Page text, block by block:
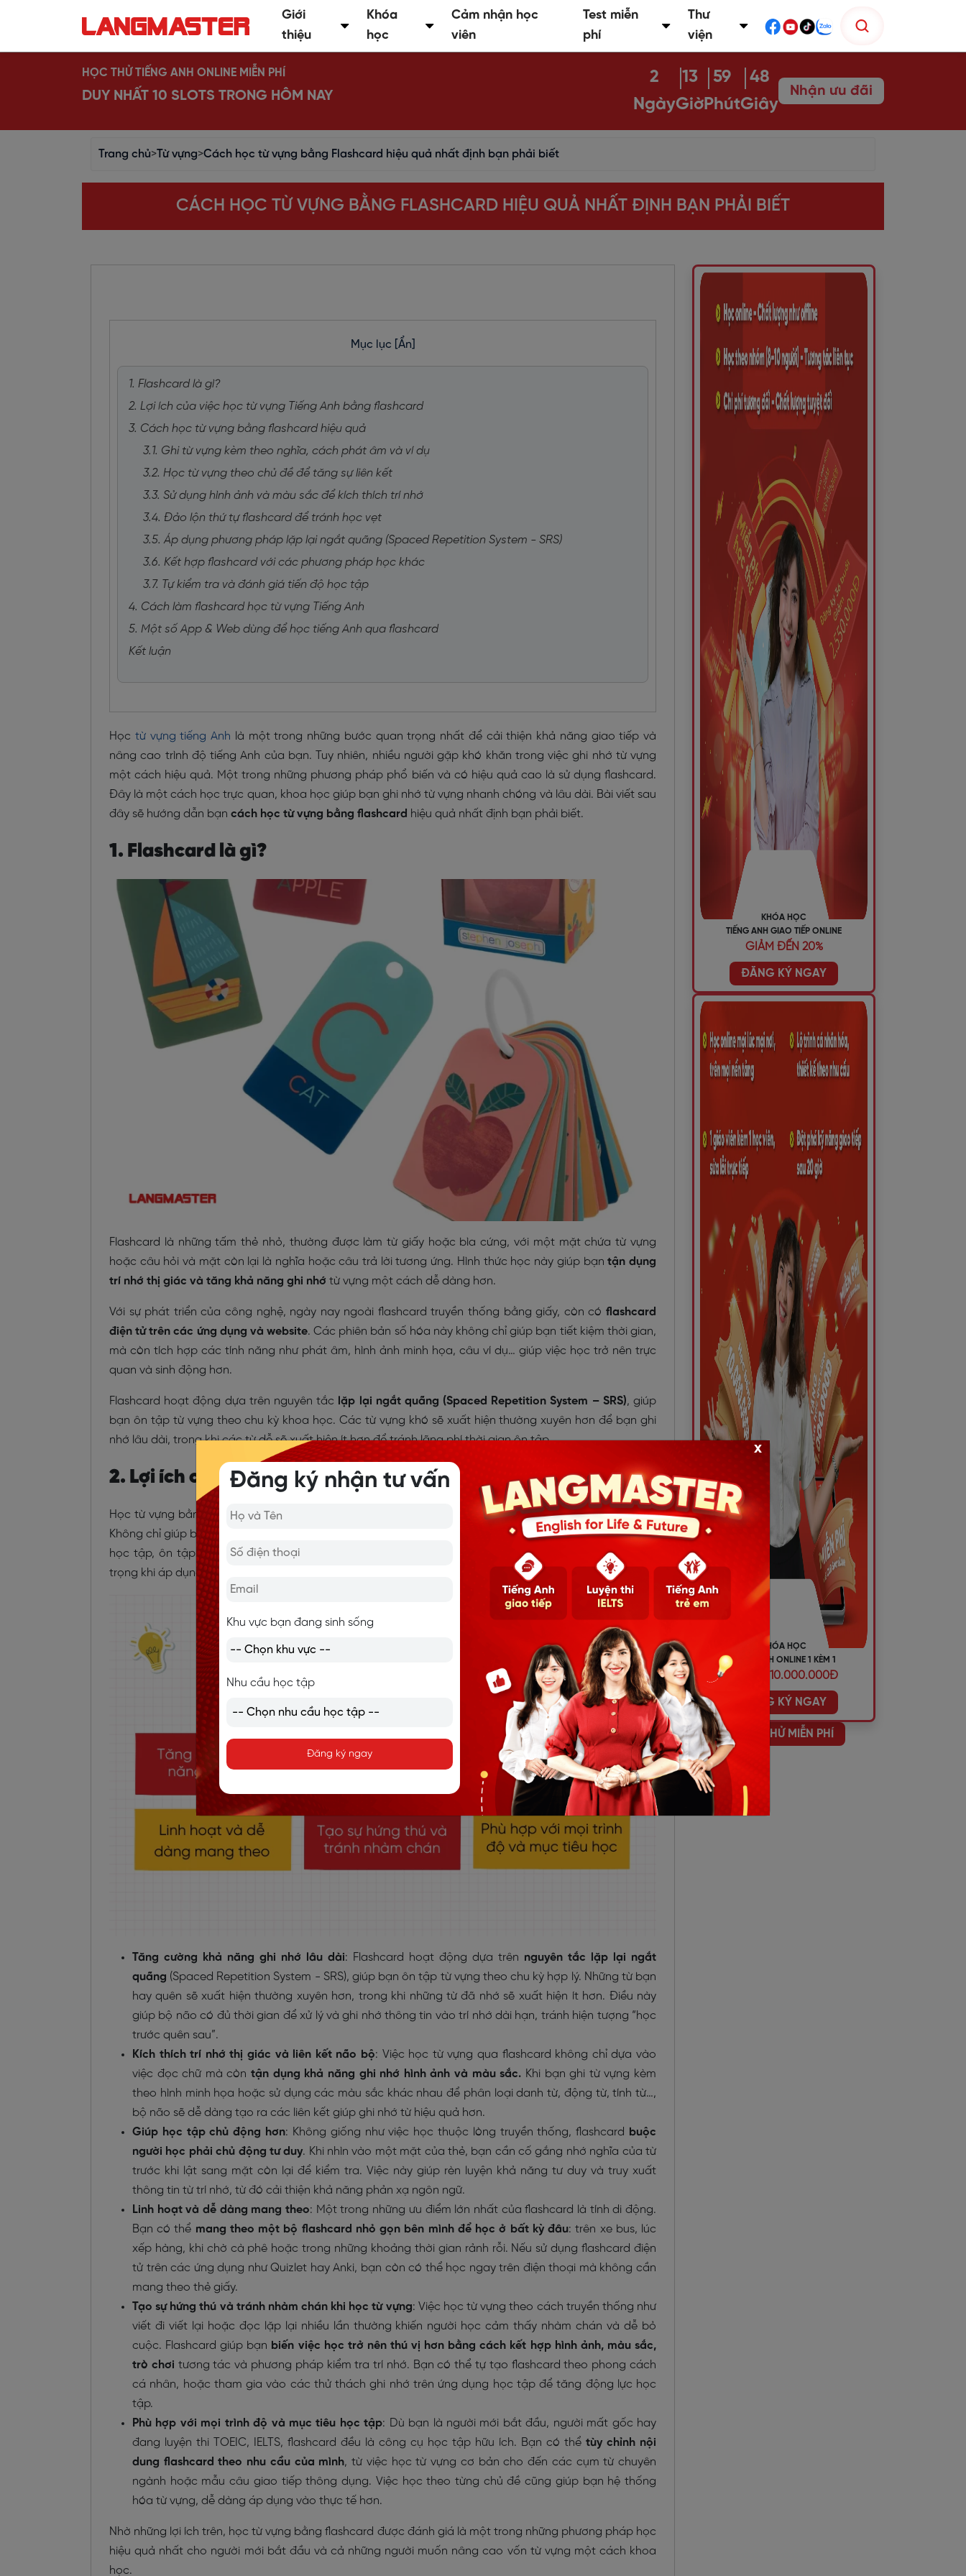
Giới
thiệu
Khóa
học
Cảm nhận học
viên
Test miễn
phí
Thư
viện
HỌC THỬ TIẾNG ANH ONLINE MIỄN PHÍ
DUY NHẤT 10 SLOTS TRONG HÔM NAY
2
Ngày
13
Giờ
59
Phút
46
Giây
Nhận ưu đãi
Trang chủ>Từ vựng>Cách học từ vựng bằng Flashcard hiệu quả nhất định bạn phải biết
CÁCH HỌC TỪ VỰNG BẰNG FLASHCARD HIỆU QUẢ NHẤT ĐỊNH BẠN PHẢI BIẾT
Mục lục [Ẩn]
1. Flashcard là gì?
2. Lợi ích của việc học từ vựng Tiếng Anh bằng flashcard
3. Cách học từ vựng bằng flashcard hiệu quả
3.1. Ghi từ vựng kèm theo nghĩa, cách phát âm và ví dụ
3.2. Học từ vựng theo chủ đề để tăng sự liên kết
3.3. Sử dụng hình ảnh và màu sắc để kích thích trí nhớ
3.4. Đảo lộn thứ tự flashcard để tránh học vẹt
3.5. Áp dụng phương pháp lặp lại ngắt quãng (Spaced Repetition System - SRS)
3.6. Kết hợp flashcard với các phương pháp học khác
3.7. Tự kiểm tra và đánh giá tiến độ học tập
4. Cách làm flashcard học từ vựng Tiếng Anh
5. Một số App & Web dùng để học tiếng Anh qua flashcard
Kết luận
Học từ vựng tiếng Anh là một trong những bước quan trọng nhất để cải thiện khả năng giao tiếp và
nâng cao trình độ tiếng Anh của bạn. Tuy nhiên, nhiều người gặp khó khăn trong việc ghi nhớ từ vựng
một cách hiệu quả. Một trong những phương pháp phổ biến và có hiệu quả cao là sử dụng flashcard.
Đây là một cách học trực quan, khoa học giúp bạn ghi nhớ từ vựng nhanh chóng và lâu dài. Bài viết sau
đây sẽ hướng dẫn bạn cách học từ vựng bằng flashcard hiệu quả nhất định bạn phải biết.
1. Flashcard là gì?
Flashcard là những tấm thẻ nhỏ, thường được làm từ giấy hoặc bìa cứng, với một mặt chứa từ vựng
hoặc câu hỏi và mặt còn lại là nghĩa hoặc câu trả lời tương ứng. Hình thức học này giúp bạntận dụng
trí nhớ thị giác và tăng khả năng ghi nhớ từ vựng một cách dễ dàng hơn.
Với sự phát triển của công nghệ, ngày nay ngoài flashcard truyền thống bằng giấy, còn có flashcard
điện tử trên các ứng dụng và website. Các phiên bản số hóa này không chỉ giúp bạn tiết kiệm thời gian,
mà còn tích hợp các tính năng như phát âm, hình ảnh minh họa, câu ví dụ… giúp việc học trở nên trực
quan và sinh động hơn.
Flashcard hoạt động dựa trên nguyên tắc lặp lại ngắt quãng (Spaced Repetition System – SRS), giúp
bạn ôn tập từ vựng theo chu kỳ khoa học. Các từ vựng khó sẽ xuất hiện thường xuyên hơn để bạn ghi
nhớ lâu dài, trong khi các từ dễ sẽ xuất hiện ít hơn để tránh lãng phí thời gian ôn tập.
2. Lợi ích của việc học từ vựng Tiếng Anh bằng flashcard
Học từ vựng bằng flashcard mang lại nhiều lợi ích vượt trội so với các phương pháp học truyền thống.
Không chỉ giúp bạn ghi nhớ từ vựng nhanh chóng, phương pháp này còn tạo điều kiện để bạn chủ động
học tập, ôn tập có hệ thống và tối ưu hóa khả năng tiếp thu từ mới. Dưới đây là những lợi ích quan
trọng khi áp dụng phương pháp học từ vựng bằng flashcard:
Tăng cường khả năng ghi nhớ lâu dài: Flashcard hoạt động dựa trên nguyên tắc lặp lại ngắt
quãng (Spaced Repetition System - SRS), giúp bạn ôn tập từ vựng theo chu kỳ hợp lý. Những từ bạn
hay quên sẽ xuất hiện thường xuyên hơn, trong khi những từ đã nhớ sẽ xuất hiện ít hơn. Điều này
giúp bộ não có đủ thời gian để xử lý và ghi nhớ thông tin vào trí nhớ dài hạn, tránh hiện tượng “học
trước quên sau”.
Kích thích trí nhớ thị giác và liên kết não bộ: Việc học từ vựng qua flashcard không chỉ dựa vào
việc đọc chữ mà còntận dụng khả năng ghi nhớ hình ảnh và màu sắc. Khi bạn ghi từ vựng kèm
theo hình minh họa hoặc sử dụng các màu sắc khác nhau để phân loại danh từ, động từ, tính từ…,
bộ não sẽ dễ dàng tạo ra các liên kết giúp ghi nhớ từ hiệu quả hơn.
Giúp học tập chủ động hơn: Không giống như việc học thuộc lòng truyền thống, flashcard
buộc
người học phải chủ động tư duy. Khi nhìn vào một mặt của thẻ, bạn cần cố gắng nhớ nghĩa của từ
trước khi lật sang mặt còn lại để kiểm tra. Việc này giúp rèn luyện khả năng tư duy và truy xuất
thông tin từ trí nhớ, từ đó cải thiện khả năng phản xạ ngôn ngữ.
Linh hoạt và dễ dàng mang theo: Một trong những ưu điểm lớn nhất của flashcard là tính di động.
Bạn có thể mang theo một bộ flashcard nhỏ gọn bên mình để học ở bất kỳ đâu: trên xe bus, lúc
xếp hàng, khi chờ cà phê hoặc trong những khoảng thời gian rảnh rỗi. Nếu sử dụng flashcard điện
tử trên các ứng dụng như Quizlet hay Anki, bạn còn có thể học ngay trên điện thoại mà không cần
mang theo thẻ giấy.
Tạo sự hứng thú và tránh nhàm chán khi học từ vựng: Việc học từ vựng theo cách truyền thống như
viết đi viết lại hoặc đọc lặp lại nhiều lần thường khiến người học cảm thấy nhàm chán và dễ bỏ
cuộc. Flashcard giúp bạn biến việc học trở nên thú vị hơn bằng cách kết hợp hình ảnh, màu sắc,
trò chơi tương tác và phương pháp kiểm tra trí nhớ. Bạn có thể tự tạo flashcard theo phong cách
cá nhân, hoặc tham gia vào các thử thách ghi nhớ trên ứng dụng học tập để tăng động lực học
tập.
Phù hợp với mọi trình độ và mục tiêu học tập: Dù bạn là người mới bắt đầu, người mất gốc hay
đang luyện thi TOEIC, IELTS, flashcard đều là công cụ học tập hữu ích. Bạn có thể tùy chỉnh nội
dung flashcard theo nhu cầu của mình, từ việc học từ vựng cơ bản cho đến các cụm từ chuyên
ngành hoặc mẫu câu giao tiếp thông dụng. Việc học theo từng chủ đề cũng giúp bạn hệ thống
hóa từ vựng, dễ dàng áp dụng vào thực tế hơn.
Nhờ những lợi ích trên, học từ vựng bằng flashcard được đánh giá là một trong những phương pháp học
hiệu quả nhất cho người mới bắt đầu và cả những người muốn nâng cao vốn từ vựng một cách khoa
học.
KHÓA HỌC
TIẾNG ANH GIAO TIẾP ONLINE
GIẢM ĐẾN 20%
ĐĂNG KÝ NGAY
KHÓA HỌC
TIẾNG ANH ONLINE 1 KÈM 1
ƯU ĐÃI 10.000.000Đ
ĐĂNG KÝ NGAY
HỌC THỬ MIỄN PHÍ
Đăng ký nhận tư vấn
Khu vực bạn đang sinh sống
Nhu cầu học tập
Đăng ký ngay
x